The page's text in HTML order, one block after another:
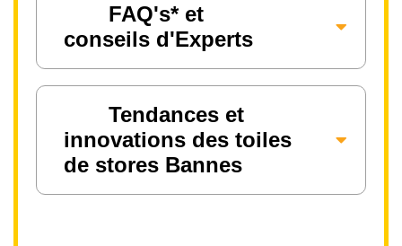
FAQ's* et
conseils d'Experts
Tendances et
innovations des toiles
de stores Bannes